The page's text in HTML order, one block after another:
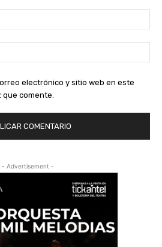
electrónico y sitio web en este
que comente.
- Advertisement -